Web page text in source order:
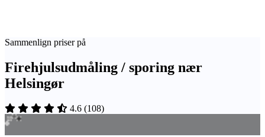
Sammenlign priser på
Firehjulsudmåling / sporing nær
Helsingør
4.6 (108)